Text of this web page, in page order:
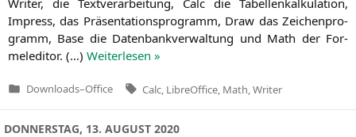
Impress, das Prä­sen­ta­ti­ons­pro­gramm, Draw das Zei­chen­pro­
gramm, Base die Daten­bank­ver­wal­tung und Math der For­
me­l­edi­tor. (…) Wei­ter­le­sen »
Veröffentlicht
Downloads–Office Tags:
Calc LibreOffice Math Writer
DONNERSTAG, 13. AUGUST 2020